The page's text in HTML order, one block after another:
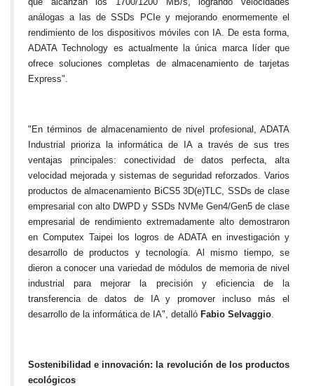
análogas a las de SSDs PCIe y mejorando enormemente el
rendimiento de los dispositivos móviles con IA. De esta forma,
ADATA Technology es actualmente la única marca líder que
ofrece soluciones completas de almacenamiento de tarjetas
Express".
"En términos de almacenamiento de nivel profesional, ADATA
Industrial prioriza la informática de IA a través de sus tres
ventajas principales: conectividad de datos perfecta, alta
velocidad mejorada y sistemas de seguridad reforzados. Varios
productos de almacenamiento BiCS5 3D(e)TLC, SSDs de clase
empresarial con alto DWPD y SSDs NVMe Gen4/Gen5 de clase
empresarial de rendimiento extremadamente alto demostraron
en Computex Taipei los logros de ADATA en investigación y
desarrollo de productos y tecnología. Al mismo tiempo, se
dieron a conocer una variedad de módulos de memoria de nivel
industrial para mejorar la precisión y eficiencia de la
transferencia de datos de IA y promover incluso más el
desarrollo de la informática de IA", detalló Fabio Selvaggio.
Sostenibilidad e innovación: la revolución de los productos
ecológicos